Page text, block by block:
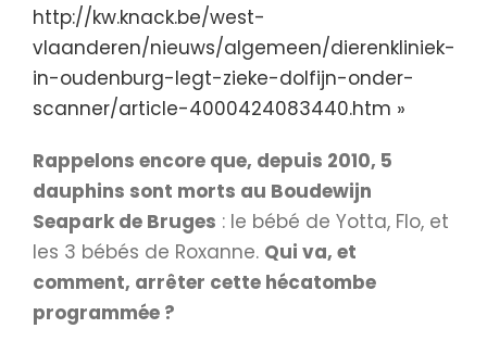
http://kw.knack.be/west-
vlaanderen/nieuws/algemeen/dierenkliniek-
in-oudenburg-legt-zieke-dolfijn-onder-
scanner/article-4000424083440.htm »
Rappelons encore que, depuis 2010, 5
dauphins sont morts au Boudewijn
Seapark de Bruges : le bébé de Yotta, Flo, et
les 3 bébés de Roxanne. Qui va, et
comment, arrêter cette hécatombe
programmée ?